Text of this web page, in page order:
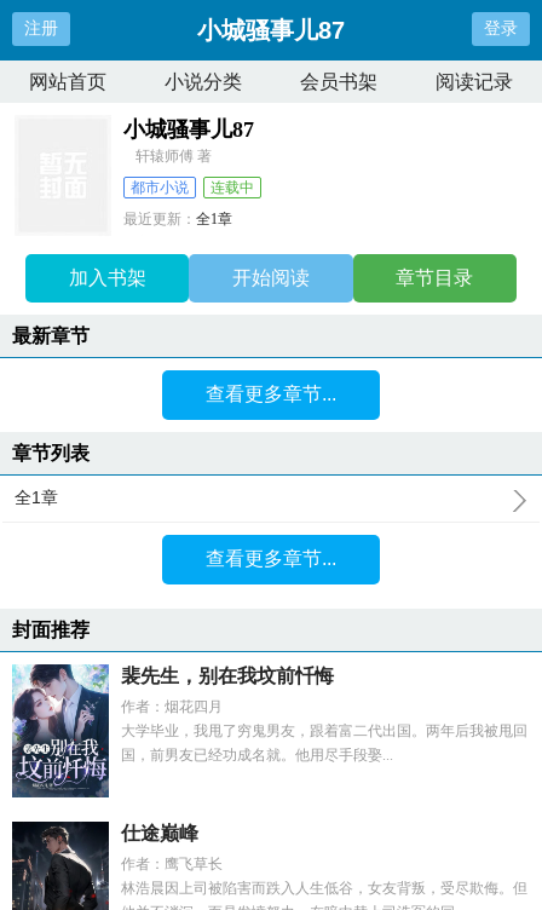
注册 小城骚事儿87 登录
网站首页 小说分类 会员书架 阅读记录
小城骚事儿87
轩辕师傅 著
都市小说
连载中
最近更新：全1章
加入书架 开始阅读 章节目录
最新章节
查看更多章节...
章节列表
全1章
查看更多章节...
封面推荐
裴先生，别在我坟前忏悔
作者：烟花四月
大学毕业，我甩了穷鬼男友，跟着富二代出国。两年后我被甩回
国，前男友已经功成名就。他用尽手段娶...
仕途巅峰
作者：鹰飞草长
林浩晨因上司被陷害而跌入人生低谷，女友背叛，受尽欺侮。但